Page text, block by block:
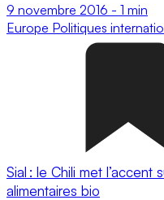
9 novembre 2016 - 1 min
Europe Politiques
Sial : le Chili met
alimentaires bio